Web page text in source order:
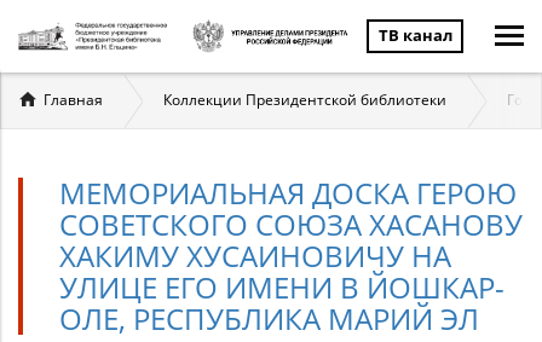
ТВ канал
Вы
здесь
Главная Коллекции Президентской библиотеки
МЕМОРИАЛЬНАЯ ДОСКА ГЕРОЮ
СОВЕТСКОГО СОЮЗА ХАСАНОВУ
ХАКИМУ ХУСАИНОВИЧУ НА
УЛИЦЕ ЕГО ИМЕНИ В ЙОШКАР-
ОЛЕ, РЕСПУБЛИКА МАРИЙ ЭЛ